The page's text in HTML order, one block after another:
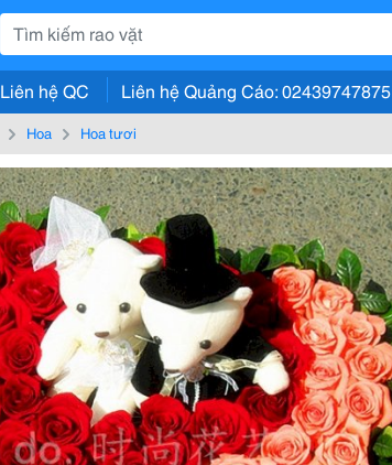
Liên hệ QC Liên hệ Quảng Cáo: 02439747875
Hoa Hoa tươi